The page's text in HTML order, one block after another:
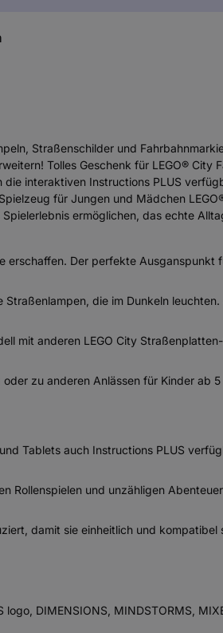
Straßenschilder und
Tolles Geschenk für LEGO® City
interaktiven Instructions PLUS
für Jungen und Mädchen
ermöglichen, das echte
erschaffen. Der perfekte Ausganspunkt
die im Dunkeln
mit anderen LEGO City
zu anderen Anlässen für Kinder ab
Tablets auch Instructions PLUS
Rollenspielen und unzähligen
damit sie einheitlich und
DIMENSIONS, MINDSTORMS,